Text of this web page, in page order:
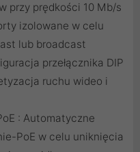
przy prędkości 10 Mb/s
izolowane w celu
lub broadcast
przełącznika DIP
ruchu wideo i
: Automatyczne
PoE w celu uniknięcia